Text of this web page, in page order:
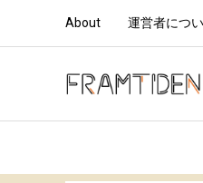
About 運営者につ